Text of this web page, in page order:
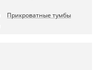
Прикроватные тумбы